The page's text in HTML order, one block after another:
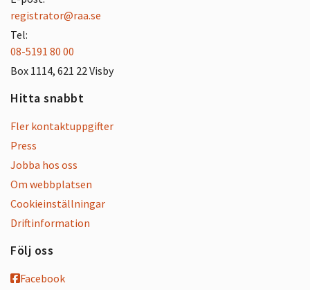
registrator@raa.se
Tel:
08-5191 80 00
Box 1114, 621 22 Visby
Hitta snabbt
Fler kontaktuppgifter
Press
Jobba hos oss
Om webbplatsen
Cookieinställningar
Driftinformation
Följ oss
Facebook